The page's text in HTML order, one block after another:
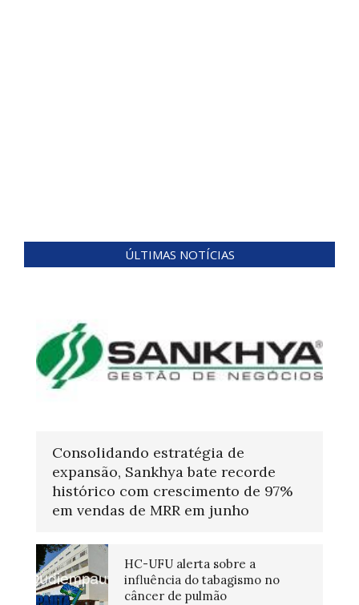
ÚLTIMAS NOTÍCIAS
Consolidando estratégia de
expansão, Sankhya bate recorde
histórico com crescimento de 97%
em vendas de MRR em junho
HC-UFU alerta sobre a
influência do tabagismo no
câncer de pulmão